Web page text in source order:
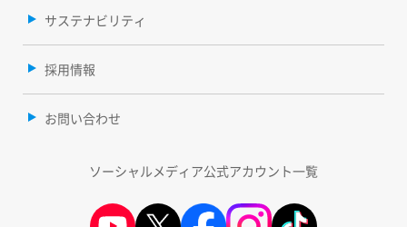
サステナビリティ
採用情報
お問い合わせ
ソーシャルメディア公式アカウント一覧